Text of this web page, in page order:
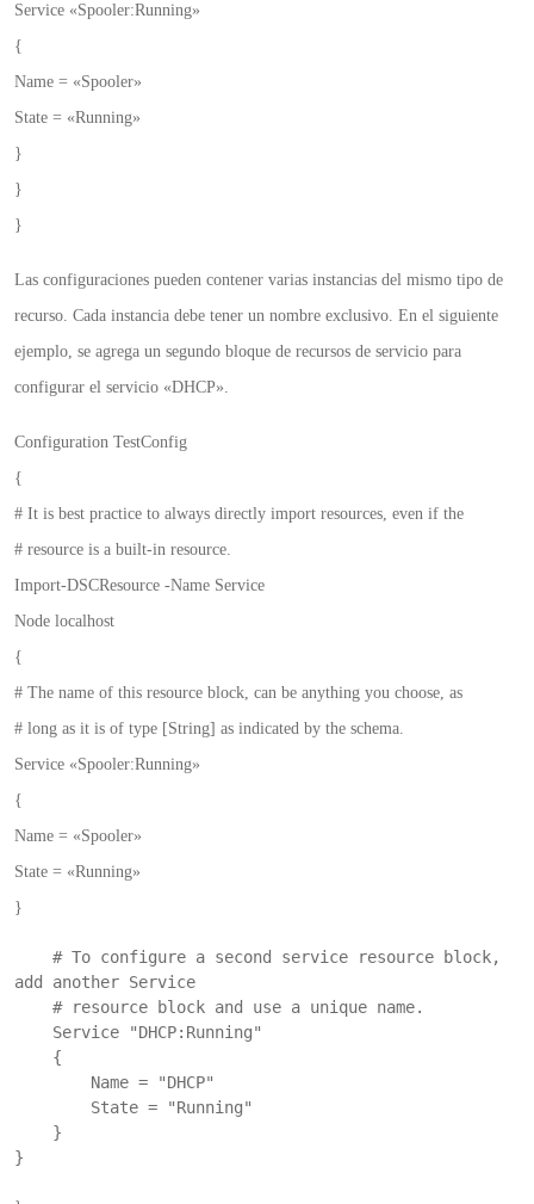
Service «Spooler:Running»
{
Name = «Spooler»
State = «Running»
}
}
}
Las configuraciones pueden contener varias instancias del mismo tipo de
recurso. Cada instancia debe tener un nombre exclusivo. En el siguiente
ejemplo, se agrega un segundo bloque de recursos de servicio para
configurar el servicio «DHCP».
Configuration TestConfig
{
# It is best practice to always directly import resources, even if the
# resource is a built-in resource.
Import-DSCResource -Name Service
Node localhost
{
# The name of this resource block, can be anything you choose, as
# long as it is of type [String] as indicated by the schema.
Service «Spooler:Running»
{
Name = «Spooler»
State = «Running»
}
    # To configure a second service resource block,
add another Service
}